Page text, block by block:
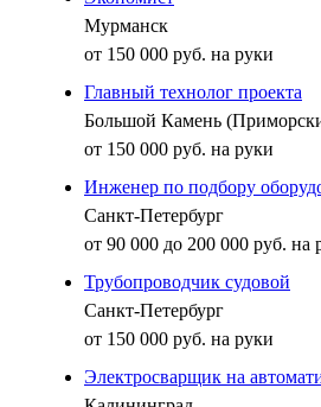
Мурманск
от 150 000 руб. на руки
Главный технолог проекта
Большой Камень
от 150 000 руб. на руки
Инженер по подбору
Санкт-Петербург
от 90 000 до 200 000 руб. на
Трубопроводчик судовой
Санкт-Петербург
от 150 000 руб. на руки
Электросварщик на